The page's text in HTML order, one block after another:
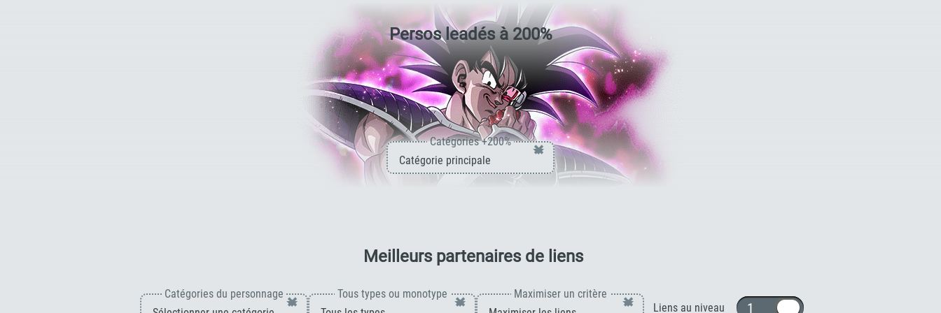
ATT et DÉF +100 % pour la Classe
Extrême
Persos leadés à/
200%
Catégories +200% ×
Meilleurs partenaires de lienspour Thalès [TEC]
Catégories du personnage × Tous types ou monotype × Maximiser un critère × Liens au niveau 1 ou 10